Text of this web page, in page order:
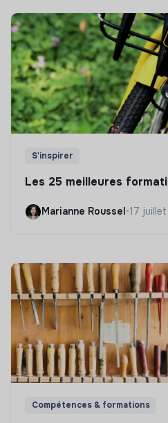
S'inspirer
Les 25 meilleures
Marianne Roussel •17
Compétences & formations